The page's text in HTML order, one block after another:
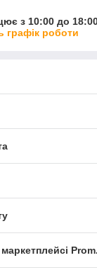
з 10:00 до
графік роботи